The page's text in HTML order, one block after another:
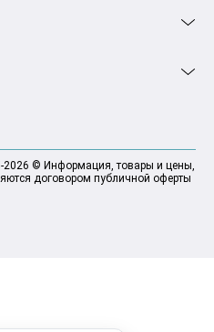
2026 © Информация, товары и цены,
договором публичной оферты